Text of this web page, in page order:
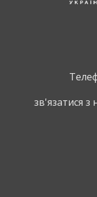
зв'язатися з